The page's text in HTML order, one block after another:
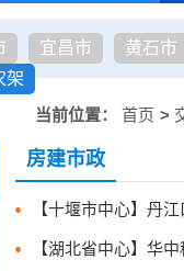
宜昌市
黄石市
架
当前位置： 首页 >
房建市政